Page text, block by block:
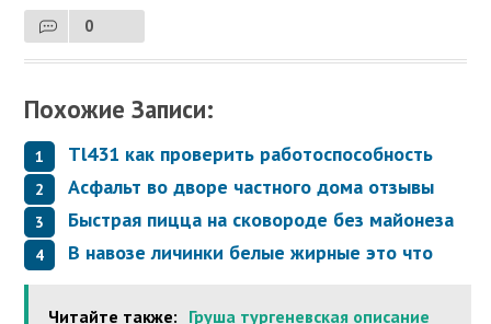
0
Похожие Записи:
Tl431 как проверить работоспособность
Асфальт во дворе частного дома отзывы
Быстрая пицца на сковороде без майонеза
В навозе личинки белые жирные это что
Читайте также: Груша тургеневская описание